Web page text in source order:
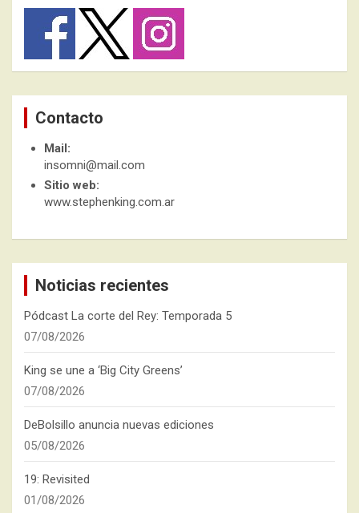
Contacto
Mail:
insomni@mail.com
Sitio web:
www.stephenking.com.ar
Noticias recientes
Pódcast La corte del Rey: Temporada 5
07/08/2026
King se une a ‘Big City Greens’
07/08/2026
DeBolsillo anuncia nuevas ediciones
05/08/2026
19: Revisited
01/08/2026